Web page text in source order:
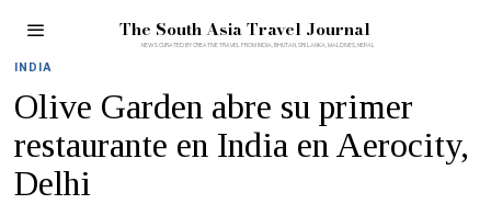
The South Asia Travel Journal
INDIA
Olive Garden abre su primer
restaurante en India en Aerocity,
Delhi